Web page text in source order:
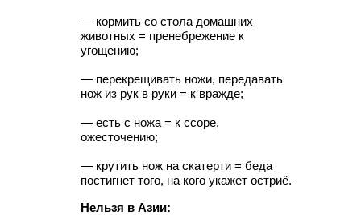
— кормить со стола домашних
животных = пренебрежение к
угощению;
— перекрещивать ножи, передавать
нож из рук в руки = к вражде;
— есть с ножа = к ссоре,
ожесточению;
— крутить нож на скатерти = беда
постигнет того, на кого укажет остриё.
Нельзя в Азии: